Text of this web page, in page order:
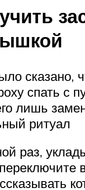
сказано,
спать с
лишь
ритуал
раз,
переключите